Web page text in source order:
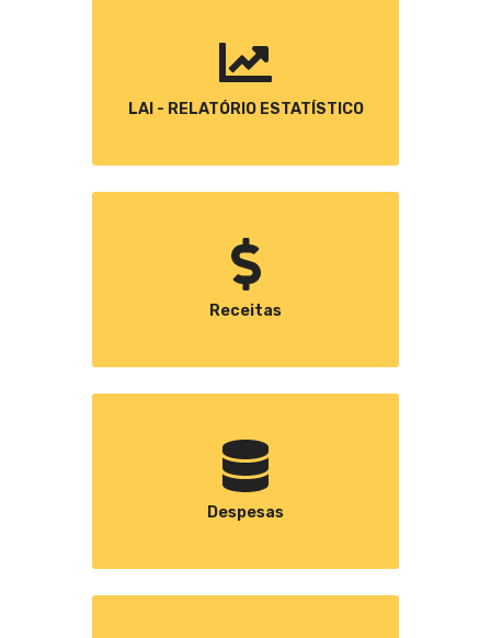
LAI - RELATÓRIO ESTATÍSTICO
Receitas
Despesas